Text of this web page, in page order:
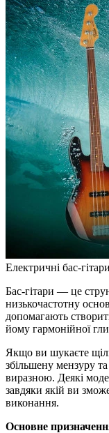
Електричні бас-гітари
Бас-гітари — це
низькочастотну
допомагають
йому гармонійної
Якщо ви шукаєте
збільшену мензуру
виразною. Деякі
завдяки якій ви
виконання.
Основне